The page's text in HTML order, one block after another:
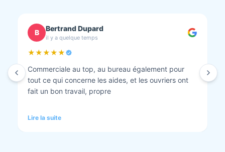
C chantal BOURBONNAIS
il y a quelque temps
★★★★★
Isolation combles et rénovation façade réalisés.
Travaux bien faits. Personnel au top minutieux et
tout est nickel quand ils ont finis. Vous pouvez y
Lire la suite